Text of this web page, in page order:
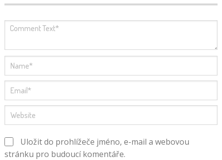
Uložit do prohlížeče jméno, e-mail a webovou
stránku pro budoucí komentáře.